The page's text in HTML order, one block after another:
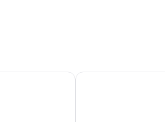
à natureza, piscina, churrasqueira, lareira
Recanto dos Ursos